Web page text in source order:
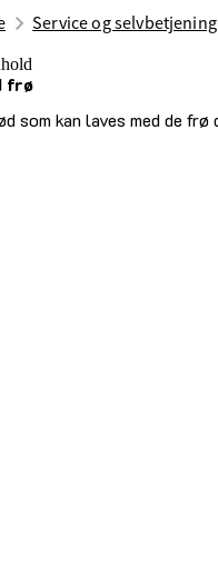
Service og selvbetjening
frø
som kan laves med de frø
marts 2026